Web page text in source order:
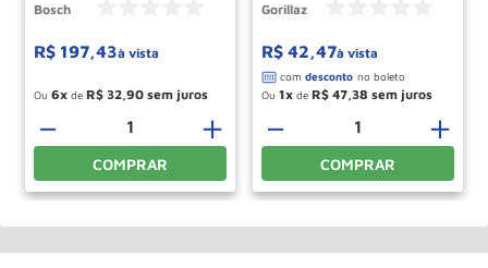
Bosch
R$ 197,43à vista
Ou 6 de R$ 32,90
＋
－
COMPRAR
Gorillaz
R$ 42,47à vista
Ou 1 de R$ 47,38
＋
－
COMPRAR